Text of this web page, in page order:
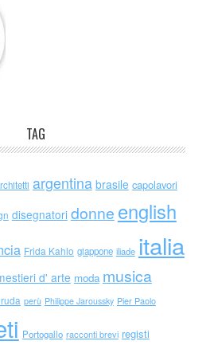
TAG
argentina brasile capolavori
disegnatori donne english
Frida Kahlo giappone iliade italia
d' arte moda musica
perù Philippe Jaroussky Pier Paolo
Portogallo racconti brevi registi